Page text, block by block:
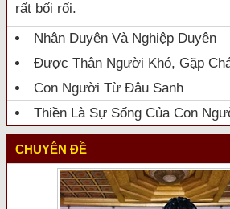
rất bối rối.
Nhân Duyên Và Nghiệp Duyên
Được Thân Người Khó, Gặp
Con Người Từ Đâu Sanh
Thiền Là Sự Sống Của Con
CHUYÊN ĐỀ